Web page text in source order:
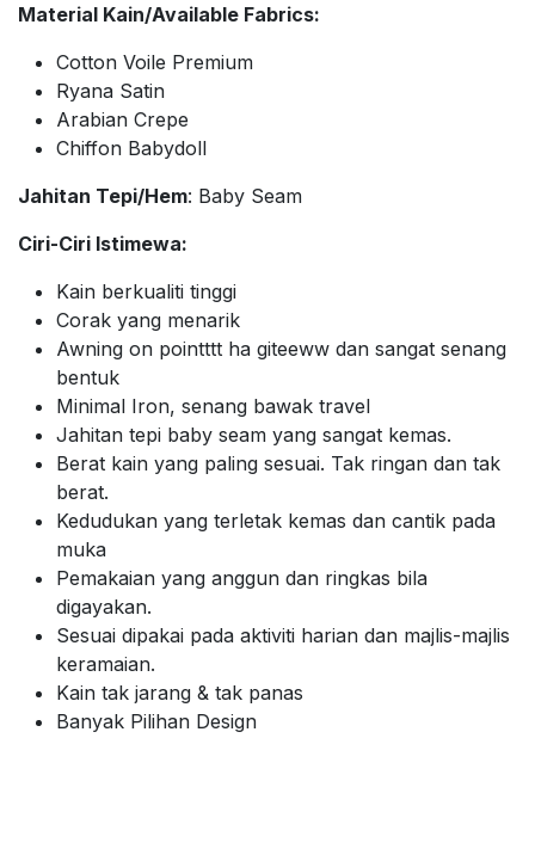
Material Kain/Available Fabrics:
Cotton Voile Premium
Ryana Satin
Arabian Crepe
Chiffon Babydoll
Jahitan Tepi/Hem: Baby Seam
Ciri-Ciri Istimewa:
Kain berkualiti tinggi
Corak yang menarik
Awning on pointttt ha giteeww dan sangat senang
bentuk
Minimal Iron, senang bawak travel
Jahitan tepi baby seam yang sangat kemas.
Berat kain yang paling sesuai. Tak ringan dan tak
berat.
Kedudukan yang terletak kemas dan cantik pada
muka
Pemakaian yang anggun dan ringkas bila
digayakan.
Sesuai dipakai pada aktiviti harian dan majlis-majlis
keramaian.
Kain tak jarang & tak panas
Banyak Pilihan Design